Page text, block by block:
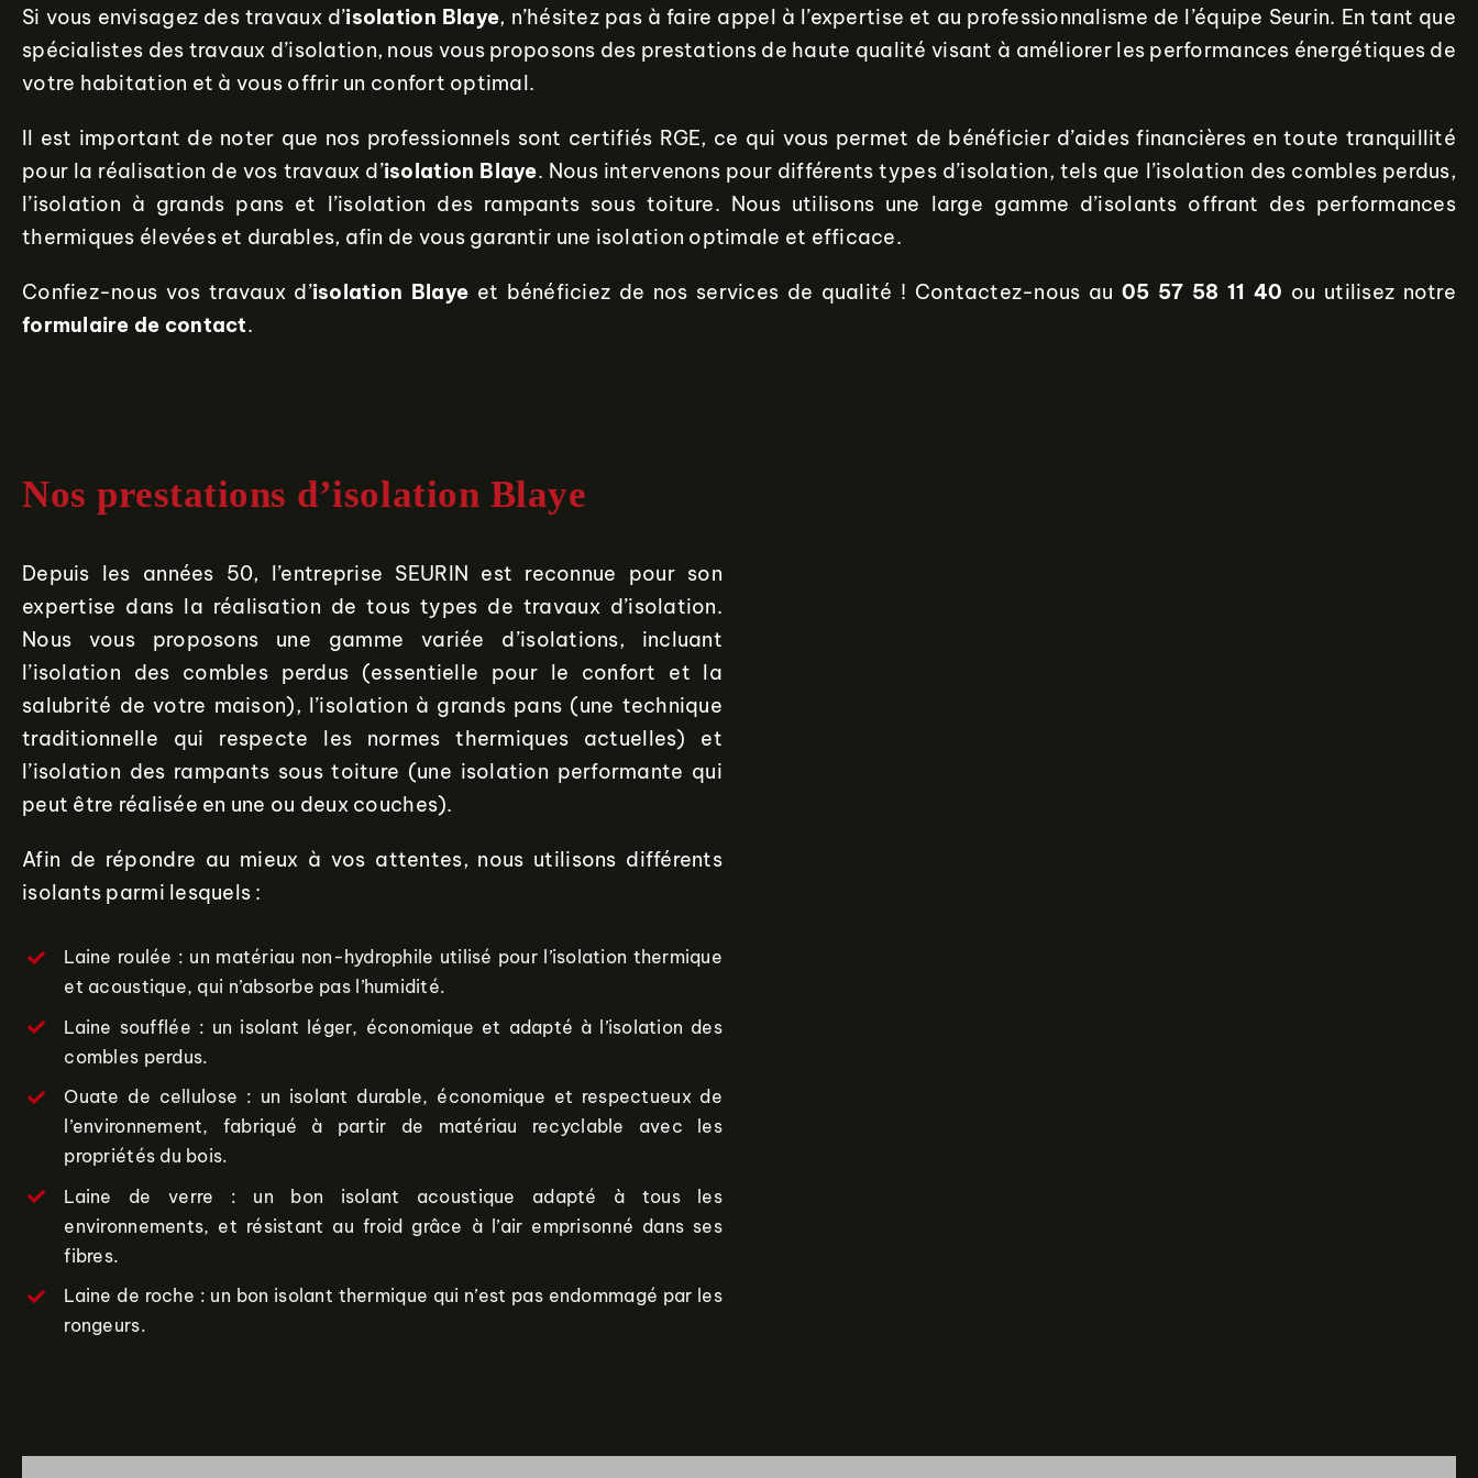
Si vous envisagez des travaux d’isolation Blaye, n’hésitez pas à faire appel à l’expertise et au professionnalisme de l’équipe Seurin. En tant que
spécialistes des travaux d’isolation, nous vous proposons des prestations de haute qualité visant à améliorer les performances énergétiques de
votre habitation et à vous offrir un confort optimal.
Il est important de noter que nos professionnels sont certifiés RGE, ce qui vous permet de bénéficier d’aides financières en toute tranquillité
pour la réalisation de vos travaux d’isolation Blaye. Nous intervenons pour différents types d’isolation, tels que l’isolation des combles perdus,
l’isolation à grands pans et l’isolation des rampants sous toiture. Nous utilisons une large gamme d’isolants offrant des performances
thermiques élevées et durables, afin de vous garantir une isolation optimale et efficace.
Confiez-nous vos travaux d’isolation Blaye et bénéficiez de nos services de qualité ! Contactez-nous au 05 57 58 11 40 ou utilisez notre
formulaire de contact.
Nos prestations d’isolation Blaye
Depuis les années 50, l’entreprise SEURIN est reconnue pour son
expertise dans la réalisation de tous types de travaux d’isolation.
Nous vous proposons une gamme variée d’isolations, incluant
l’isolation des combles perdus (essentielle pour le confort et la
salubrité de votre maison), l’isolation à grands pans (une technique
traditionnelle qui respecte les normes thermiques actuelles) et
l’isolation des rampants sous toiture (une isolation performante qui
peut être réalisée en une ou deux couches).
Afin de répondre au mieux à vos attentes, nous utilisons différents
isolants parmi lesquels :
Laine roulée : un matériau non-hydrophile utilisé pour l’isolation thermique
et acoustique, qui n’absorbe pas l’humidité.
Laine soufflée : un isolant léger, économique et adapté à l’isolation des
combles perdus.
Ouate de cellulose : un isolant durable, économique et respectueux de
l’environnement, fabriqué à partir de matériau recyclable avec les
propriétés du bois.
Laine de verre : un bon isolant acoustique adapté à tous les
environnements, et résistant au froid grâce à l’air emprisonné dans ses
fibres.
Laine de roche : un bon isolant thermique qui n’est pas endommagé par les
rongeurs.